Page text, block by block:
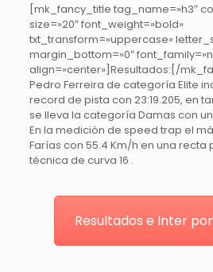
[mk_fancy_title tag_name=»h3″
size=»20″ font_weight=»bold»
txt_transform=»uppercase»
margin_bottom=»0″
align=»center»]Resultados:[/
Pedro Ferreira de categoría Elite
record de pista con 23:19.205, en
se lleva la categoría Damas con
En la medición de speed trap el
Farías con 55.4 Km/h en una recta
técnica de curva 16 .
Resultados e Inter